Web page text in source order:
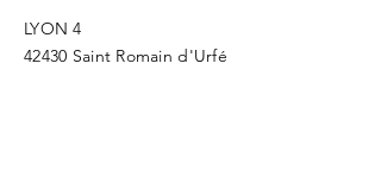
LYON 4
42430 Saint Romain d'Urfé​​